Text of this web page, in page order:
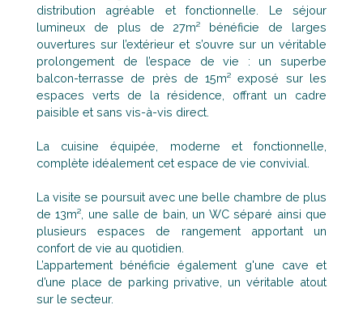
distribution agréable et fonctionnelle. Le séjour
lumineux de plus de 27m² bénéficie de larges
ouvertures sur l’extérieur et s’ouvre sur un véritable
prolongement de l’espace de vie : un superbe
balcon-terrasse de près de 15m² exposé sur les
espaces verts de la résidence, offrant un cadre
paisible et sans vis-à-vis direct.
La cuisine équipée, moderne et fonctionnelle,
complète idéalement cet espace de vie convivial.
La visite se poursuit avec une belle chambre de plus
de 13m², une salle de bain, un WC séparé ainsi que
plusieurs espaces de rangement apportant un
confort de vie au quotidien.
L’appartement bénéficie également g'une cave et
d’une place de parking privative, un véritable atout
sur le secteur.